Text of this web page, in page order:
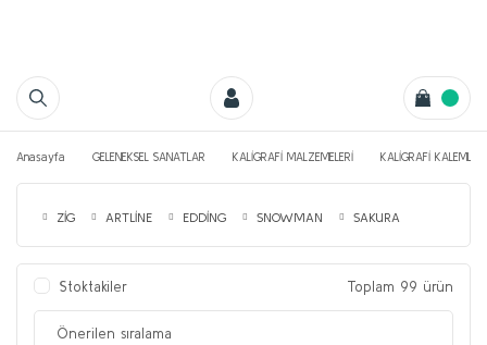
Anasayfa GELENEKSEL SANATLAR KALİGRAFİ MALZEMELERİ KALİGRAFİ KALEMLERİ
ZİG ARTLİNE EDDİNG SNOWMAN SAKURA
Stoktakiler Toplam 99 ürün